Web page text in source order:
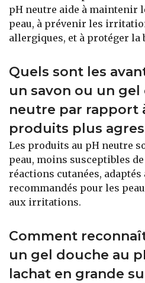
pH neutre aide à maintenir
peau, à prévenir les
allergiques, et à protéger la
Quels sont les
un savon ou un gel
neutre par rapport
produits plus
Les produits au pH neutre
peau, moins susceptibles
réactions cutanées,
recommandés pour les
aux irritations.
Comment
un gel douche au
lachat en grande